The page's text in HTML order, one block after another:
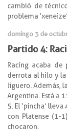
cambió de
problema
domingo 3 de
Partido 4:
Racing acaba de
derrota al hilo y la
liguero. Además,
Argentina. Está a
5. El ‘pincha’
con Platense (1-
chocaron.